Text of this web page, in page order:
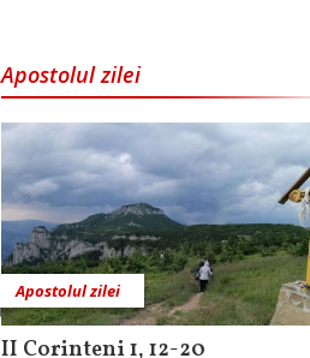
Apostolul zilei
Apostolul zilei
II Corinteni 1, 12-20